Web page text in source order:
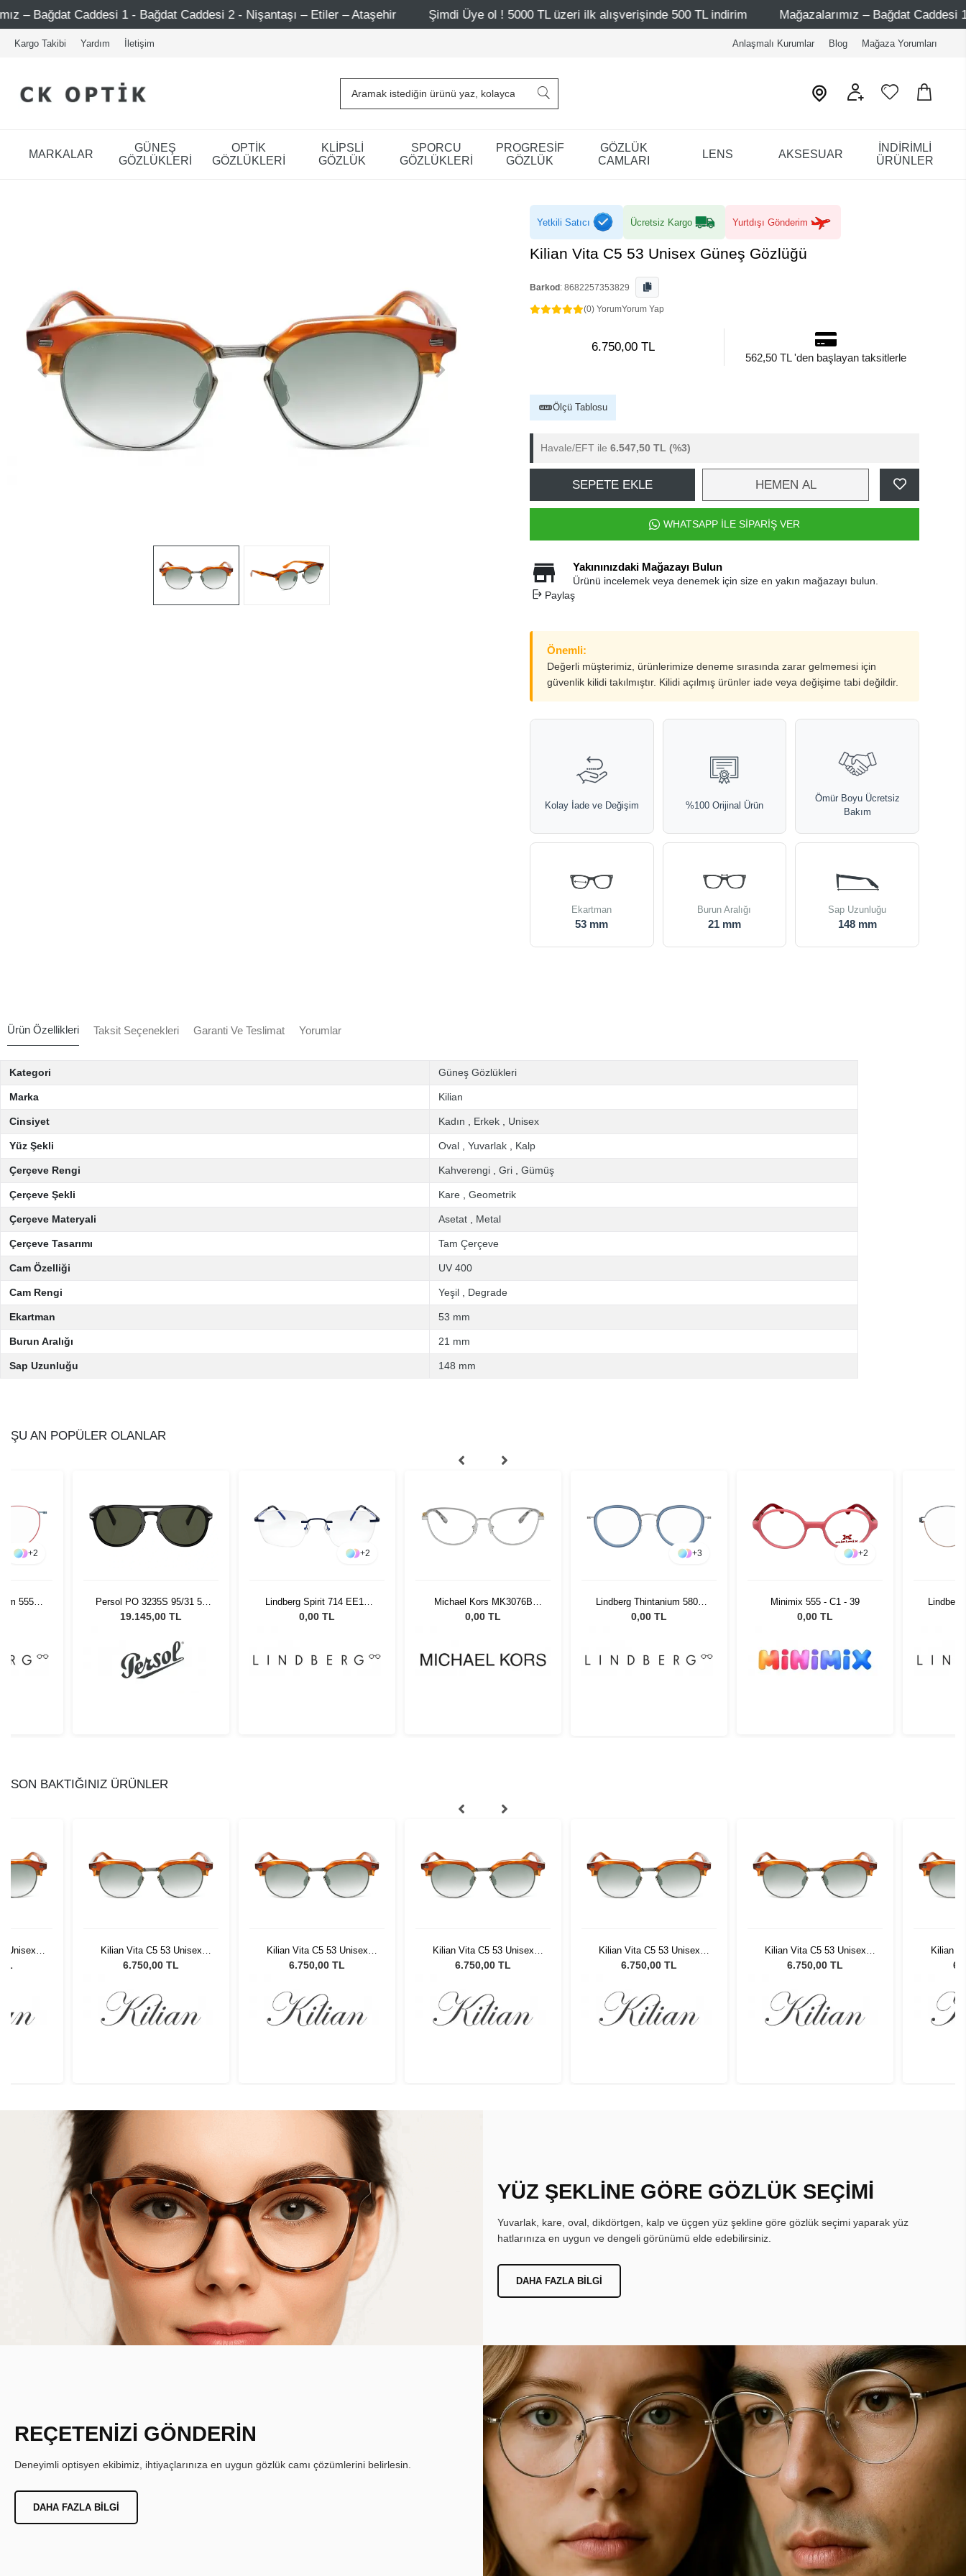
1 - Bağdat Caddesi 2 - Nişantaşı – Etiler – Ataşehir Şimdi Üye ol ! 5000 TL üzeri ilk alışverişinde 500 TL indirim Mağazalarımız – Bağdat Caddesi 1 - Bağdat
Kargo Takibi Yardım İletişim Anlaşmalı Kurumlar Blog Mağaza Yorumları
MARKALAR
GÜNEŞ
GÖZLÜKLERİ
OPTİK
GÖZLÜKLERİ
KLİPSLİ
GÖZLÜK
SPORCU
GÖZLÜKLERİ
PROGRESİF
GÖZLÜK
GÖZLÜK
CAMLARI
LENS AKSESUAR
İNDİRİMLİ
ÜRÜNLER
Yetkili Satıcı Ücretsiz Kargo Yurtdışı Gönderim
Kilian Vita C5 53 Unisex Güneş Gözlüğü
Barkod : 8682257353829
(0) YorumYorum Yap
6.750,00 TL
562,50 TL 'den başlayan taksitlerle
Ölçü Tablosu
Havale/EFT ile 6.547,50 TL (%3)
SEPETE EKLE HEMEN AL
WHATSAPP İLE SİPARİŞ VER
Yakınınızdaki Mağazayı Bulun
Ürünü incelemek veya denemek için size en yakın mağazayı bulun.
Paylaş
Önemli:
Değerli müşterimiz, ürünlerimize deneme sırasında zarar gelmemesi için
güvenlik kilidi takılmıştır. Kilidi açılmış ürünler iade veya değişime tabi değildir.
Kolay İade ve Değişim %100 Orijinal Ürün
Ömür Boyu Ücretsiz
Bakım
Ekartman
53 mm
Burun Aralığı
21 mm
Sap Uzunluğu
148 mm
Ürün Özellikleri Taksit Seçenekleri Garanti Ve Teslimat Yorumlar
Kategori Güneş Gözlükleri
Marka Kilian
Cinsiyet Kadın Erkek Unisex
Yüz Şekli Oval Yuvarlak Kalp
Çerçeve Rengi Kahverengi Gri Gümüş
Çerçeve Şekli Kare Geometrik
Çerçeve Materyali Asetat Metal
Çerçeve Tasarımı Tam Çerçeve
Cam Özelliği UV 400
Cam Rengi Yeşil Degrade
Ekartman 53 mm
Burun Aralığı 21 mm
Sap Uzunluğu 148 mm
ŞU AN POPÜLER OLANLAR
+2
5552
Persol PO 3235S 95/31 55
Unisex Güneş Gözlüğü
19.145,00 TL
+2
Lindberg Spirit 714 EE16
140
0,00 TL
Michael Kors MK3076B
1893 55
0,00 TL
+3
Lindberg Thintanium 5808
K160 U16 46 140
0,00 TL
+2
Minimix 555 - C1 - 39
0,00 TL
SON BAKTIĞINIZ ÜRÜNLER
Unisex
Kilian Vita C5 53 Unisex
Güneş Gözlüğü
6.750,00 TL
Kilian Vita C5 53 Unisex
Güneş Gözlüğü
6.750,00 TL
Kilian Vita C5 53 Unisex
Güneş Gözlüğü
6.750,00 TL
Kilian Vita C5 53 Unisex
Güneş Gözlüğü
6.750,00 TL
Kilian Vita C5 53 Unisex
Güneş Gözlüğü
6.750,00 TL
Kilian
YÜZ ŞEKLİNE GÖRE GÖZLÜK SEÇİMİ
Yuvarlak, kare, oval, dikdörtgen, kalp ve üçgen yüz şekline göre gözlük seçimi yaparak yüz
hatlarınıza en uygun ve dengeli görünümü elde edebilirsiniz.
DAHA FAZLA BILGI
REÇETENİZİ GÖNDERİN
Deneyimli optisyen ekibimiz, ihtiyaçlarınıza en uygun gözlük camı çözümlerini belirlesin.
DAHA FAZLA BILGI